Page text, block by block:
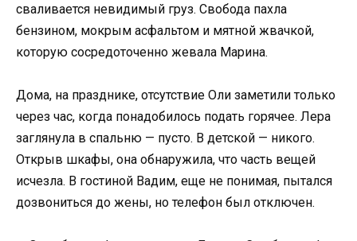
сваливается невидимый груз. Свобода пахла
бензином, мокрым асфальтом и мятной жвачкой,
которую сосредоточенно жевала Марина.
Дома, на празднике, отсутствие Оли заметили только
через час, когда понадобилось подать горячее. Лера
заглянула в спальню — пусто. В детской — никого.
Открыв шкафы, она обнаружила, что часть вещей
исчезла. В гостиной Вадим, еще не понимая, пытался
дозвониться до жены, но телефон был отключен.